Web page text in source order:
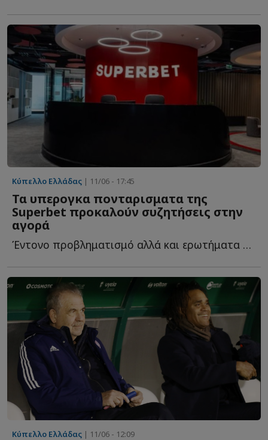
Κύπελλο Ελλάδας | 11/06 - 17:45
Τα υπερογκα πονταρισματα της
Superbet προκαλούν συζητήσεις στην
αγορά
Έντονο προβληματισμό αλλά και ερωτήματα προκαλεί στην α...
Κύπελλο Ελλάδας | 11/06 - 12:09